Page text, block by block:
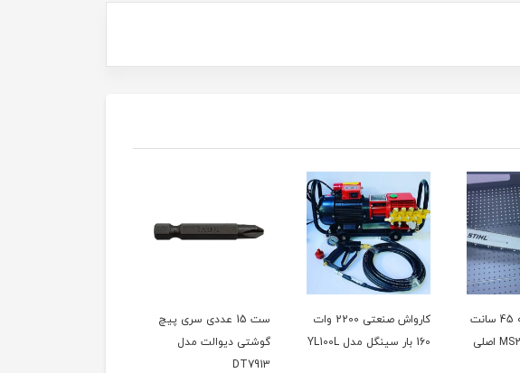
اره زنجیری تیغه 45 سانت
اشتیل مدل MS250 اصلی
کارواش صنعتی 2200 وات
160 بار سینگل مدل YL100L
ست 15 عددی سری پیچ
گوشتی دیوالت مدل
DT7913